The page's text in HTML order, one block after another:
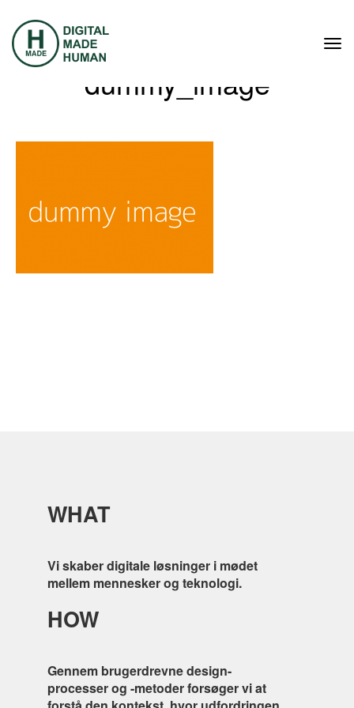
dummy_image
WHAT
Vi skaber digitale løsninger i mødet
mellem mennesker og teknologi.
HOW
Gennem brugerdrevne design-
processer og -metoder forsøger vi at